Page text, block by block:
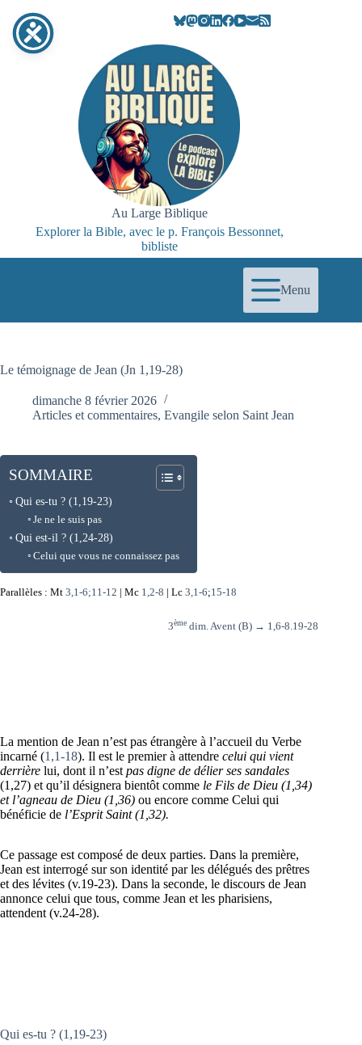
contenu
Au Large Biblique
Explorer la Bible, avec le p. François Bessonnet,
bibliste
Menu
Le témoignage de Jean (Jn 1,19-28)
dimanche 8 février 2026
Articles et commentaires, Evangile selon Saint Jean
SOMMAIRE
Qui es-tu ? (1,19-23)
Je ne le suis pas
Qui est-il ? (1,24-28)
Celui que vous ne connaissez pas
Parallèles : Mt 3,1-6;11-12 | Mc 1,2-8 | Lc 3,1-6;15-18
3ème dim. Avent (B) → 1,6-8.19-28
La mention de Jean n’est pas étrangère à l’accueil du Verbe
incarné (1,1-18). Il est le premier à attendre celui qui vient
derrière lui, dont il n’est pas digne de délier ses sandales
(1,27) et qu’il désignera bientôt comme le Fils de Dieu (1,34)
et l’agneau de Dieu (1,36) ou encore comme Celui qui
bénéficie de l’Esprit Saint (1,32).
Ce passage est composé de deux parties. Dans la première,
Jean est interrogé sur son identité par les délégués des prêtres
et des lévites (v.19-23). Dans la seconde, le discours de Jean
annonce celui que tous, comme Jean et les pharisiens,
attendent (v.24-28).
Qui es-tu ? (1,19-23)